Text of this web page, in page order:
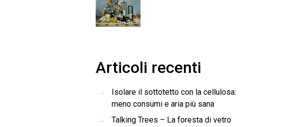
Articoli recenti
Isolare il sottotetto con la cellulosa:
meno consumi e aria più sana
Talking Trees – La foresta di vetro